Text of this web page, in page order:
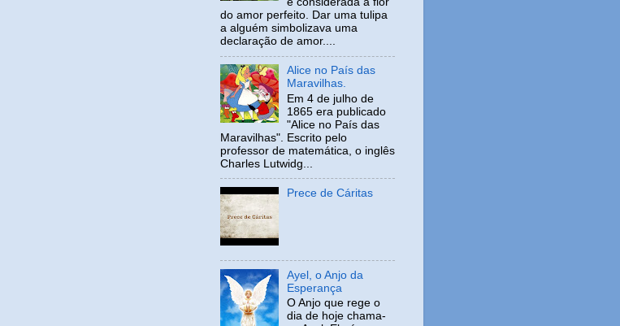
do amor perfeito. Dar uma tulipa
a alguém simbolizava uma
declaração de amor....
Alice no País das
Maravilhas.
Em 4 de julho de
1865 era publicado
"Alice no País das
Maravilhas". Escrito pelo
professor de matemática, o inglês
Charles Lutwidg...
Prece de Cáritas
Ayel, o Anjo da
Esperança
O Anjo que rege o
dia de hoje chama-